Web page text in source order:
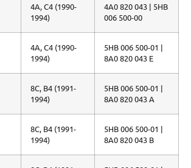
4A, C4 (1990-
1994)
4A0 820 043 | 5HB
006 500-00
4A, C4 (1990-
1994)
5HB 006 500-01 |
8A0 820 043 E
8C, B4 (1991-
1994)
5HB 006 500-01 |
8A0 820 043 A
8C, B4 (1991-
1994)
5HB 006 500-01 |
8A0 820 043 B